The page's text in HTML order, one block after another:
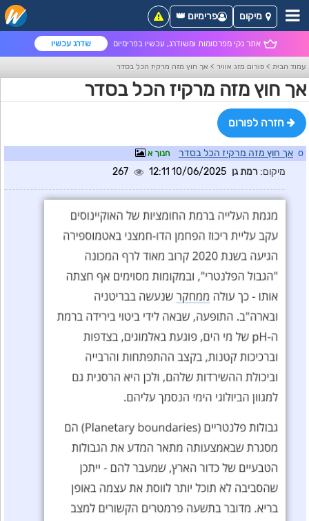
אתר נקי מפרסומות ומשודרג, עכשיו בפרימיום שדרג עכשיו
מיקום פרימיום 👑
עמוד הבית > פורום מזג אוויר > אך חוץ מזה מרקיז הכל בסדר
אך חוץ מזה מרקיז הכל בסדר
חזרה לפורום
o אך חוץ מזה מרקיז הכל בסדר חנוך א
מיקום: רמת גן 10/06/2025 12:11
267